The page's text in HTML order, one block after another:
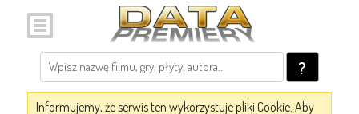
?
Informujemy, że serwis ten wykorzystuje pliki Cookie. Aby